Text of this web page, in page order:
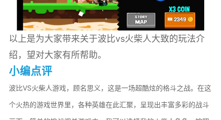
以上是为大家带来关于波比vs火柴人大致的玩法介
绍，望对大家有所帮助。
小编点评
波比VS火柴人游戏，顾名思义，这是一场超酷炫的格斗之战。在这
个火热的游戏世界里，各种英雄在此汇聚，呈现出丰富多彩的战斗